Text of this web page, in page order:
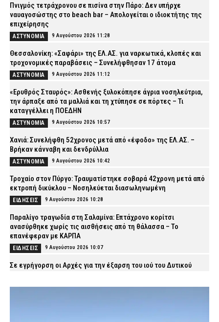
Πνιγμός τετράχρονου σε πισίνα στην Πάρο: Δεν υπήρχε
ναυαγοσώστης στο beach bar – Απολογείται ο ιδιοκτήτης της
επιχείρησης
ΑΣΤΥΝΟΜΙΑ 9 Αυγούστου 2026 11:28
Θεσσαλονίκη: «Σαφάρι» της ΕΛ.ΑΣ. για ναρκωτικά, κλοπές και
τροχονομικές παραβάσεις – Συνελήφθησαν 17 άτομα
ΑΣΤΥΝΟΜΙΑ 9 Αυγούστου 2026 11:12
«Ερυθρός Σταυρός»: Ασθενής ξυλοκόπησε άγρια νοσηλεύτρια,
την άρπαξε από τα μαλλιά και τη χτύπησε σε πόρτες – Τι
καταγγέλλει η ΠΟΕΔΗΝ
ΑΣΤΥΝΟΜΙΑ 9 Αυγούστου 2026 10:57
Χανιά: Συνελήφθη 52χρονος μετά από «έφοδο» της ΕΛ.ΑΣ. –
Βρήκαν κάνναβη και δενδρύλλια
ΑΣΤΥΝΟΜΙΑ 9 Αυγούστου 2026 10:42
Τροχαίο στον Πύργο: Τραυματίστηκε σοβαρά 42χρονη μετά από
εκτροπή δικύκλου – Νοσηλεύεται διασωληνωμένη
ΕΙΔΗΣΕΙΣ 9 Αυγούστου 2026 10:28
Παραλίγο τραγωδία στη Σαλαμίνα: Επτάχρονο κορίτσι
ανασύρθηκε χωρίς τις αισθήσεις από τη θάλασσα – Το
επανέφεραν με ΚΑΡΠΑ
ΕΙΔΗΣΕΙΣ 9 Αυγούστου 2026 10:07
Σε εγρήγορση οι Αρχές για την έξαρση του ιού του Δυτικού